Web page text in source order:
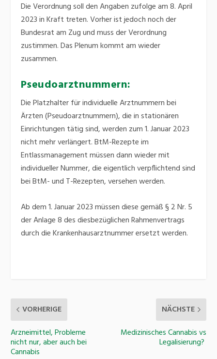
Die Verordnung soll den Angaben zufolge am 8. April
2023 in Kraft treten. Vorher ist jedoch noch der
Bundesrat am Zug und muss der Verordnung
zustimmen. Das Plenum kommt am wieder
zusammen.
Pseudoarztnummern:
Die Platzhalter für individuelle Arztnummern bei
Ärzten (Pseudoarztnummern), die in stationären
Einrichtungen tätig sind, werden zum 1. Januar 2023
nicht mehr verlängert. BtM-Rezepte im
Entlassmanagement müssen dann wieder mit
individueller Nummer, die eigentlich verpflichtend sind
bei BtM- und T-Rezepten, versehen werden.
Ab dem 1. Januar 2023 müssen diese gemäß § 2 Nr. 5
der Anlage 8 des diesbezüglichen Rahmenvertrags
durch die Krankenhausarztnummer ersetzt werden.
VORHERIGE
Arzneimittel, Probleme
nicht nur, aber auch bei
Cannabis
NÄCHSTE
Medizinisches Cannabis vs
Legalisierung?